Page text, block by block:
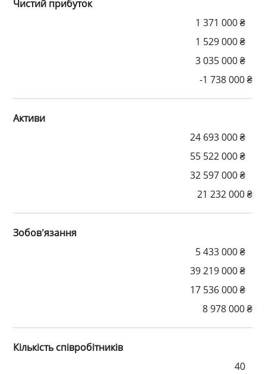
Чистий прибуток
1 371 000 ₴
1 529 000 ₴
3 035 000 ₴
-1 738 000 ₴
Активи
24 693 000 ₴
55 522 000 ₴
32 597 000 ₴
21 232 000 ₴
Зобов’язання
5 433 000 ₴
39 219 000 ₴
17 536 000 ₴
8 978 000 ₴
Кількість співробітників
40